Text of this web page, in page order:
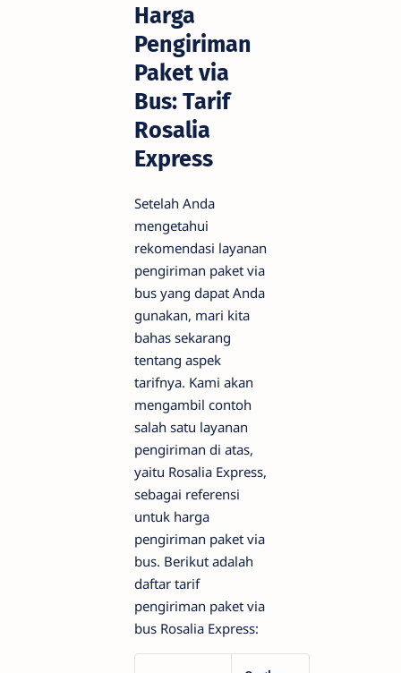
Harga
Pengiriman
Paket via
Bus: Tarif
Rosalia
Express
Setelah Anda
mengetahui
rekomendasi layanan
pengiriman paket via
bus yang dapat Anda
gunakan, mari kita
bahas sekarang
tentang aspek
tarifnya. Kami akan
mengambil contoh
salah satu layanan
pengiriman di atas,
yaitu Rosalia Express,
sebagai referensi
untuk harga
pengiriman paket via
bus. Berikut adalah
daftar tarif
pengiriman paket via
bus Rosalia Express: